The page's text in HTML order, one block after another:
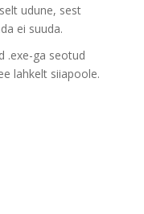
udune, sest
ei suuda.
.exe-ga seotud
lahkelt siiapoole.